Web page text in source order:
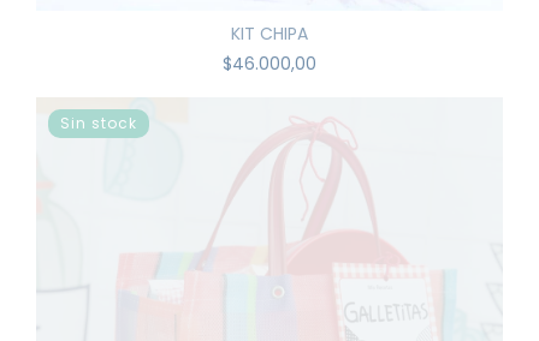
KIT CHIPA
$46.000,00
Sin stock